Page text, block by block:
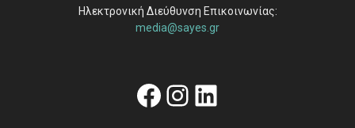
Ηλεκτρονική Διεύθυνση Επικοινωνίας:
media@sayes.gr
Facebook
Instagram
Linkedin